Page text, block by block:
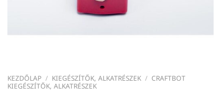
KEZDŐLAP / KIEGÉSZÍTŐK, ALKATRÉSZEK / CRAFTBOT
KIEGÉSZÍTŐK, ALKATRÉSZEK